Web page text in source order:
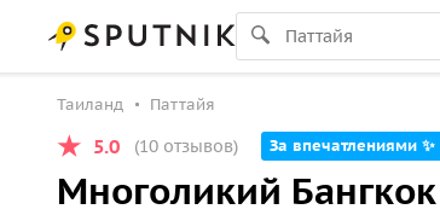
Таиланд Паттайя
5.0 (10 отзывов) За впечатлениями ✨
Многоликий